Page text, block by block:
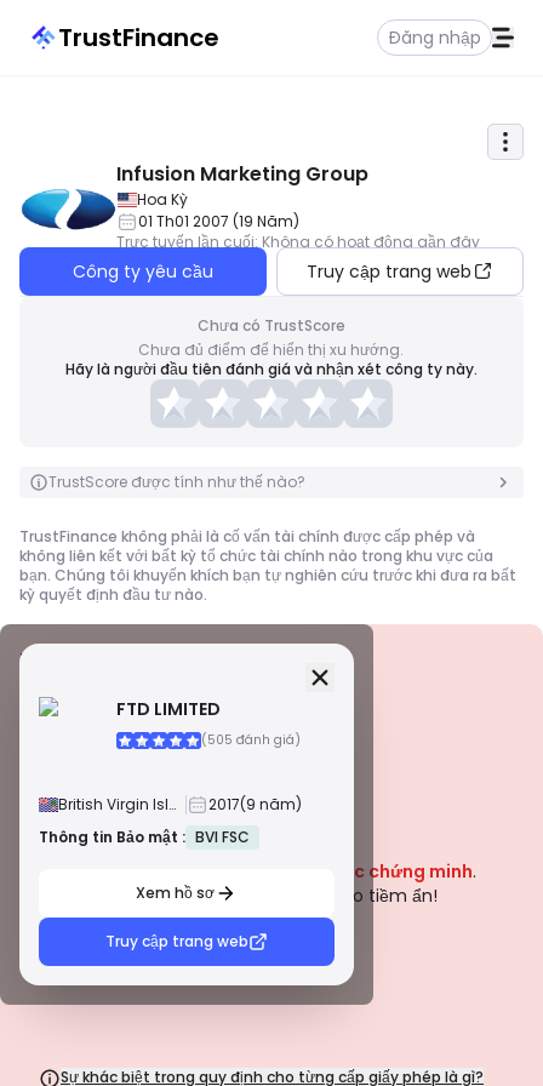
TrustFinance Đăng nhập
Infusion Marketing Group
Hoa Kỳ
01 Th01 2007 (19 Năm)
Trực tuyến lần cuối: Không có hoạt động gần đây
Công ty yêu cầu Truy cập trang web
Chưa có TrustScore
Chưa đủ điểm để hiển thị xu hướng.
Hãy là người đầu tiên đánh giá và nhận xét công ty này.
TrustScore được tính như thế nào?
TrustFinance không phải là cố vấn tài chính được cấp phép và
không liên kết với bất kỳ tổ chức tài chính nào trong khu vực của
bạn. Chúng tôi khuyến khích bạn tự nghiên cứu trước khi đưa ra bất
kỳ quyết định đầu tư nào.
FTD LIMITED
(505 đánh giá)
British Virgin Islands 2017(9 năm)
Thông tin Bảo mật : BVI FSC
Xem hồ sơ
Truy cập trang web
Thông tin Bảo mật
Cảnh báo
Chưa được chứng minh.
Hãy thận trọng với những rủi ro tiềm ẩn!
Sự khác biệt trong quy định cho từng cấp giấy phép là gì?
Được cấp bởi các cơ quan quản lý nổi tiếng toàn cầu, các giấy
thường xuyên. Giải quyết tranh chấp và tuân thủ các tiêu chuẩn
AML/CTF giúp tăng cường bảo mật hơn nữa.
Được cấp bởi các cơ quan quản lý khu vực uy tín, các giấy phép
này cung cấp các biện pháp an toàn mạnh mẽ như tách biệt quỹ,
ngặt hơn so với Cấp 1, nhưng chúng cung cấp sự bảo vệ khu vực
Được cấp bởi các cơ quan quản lý tại các thị trường mới nổi, các